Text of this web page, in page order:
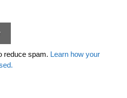
reduce spam. Learn how your